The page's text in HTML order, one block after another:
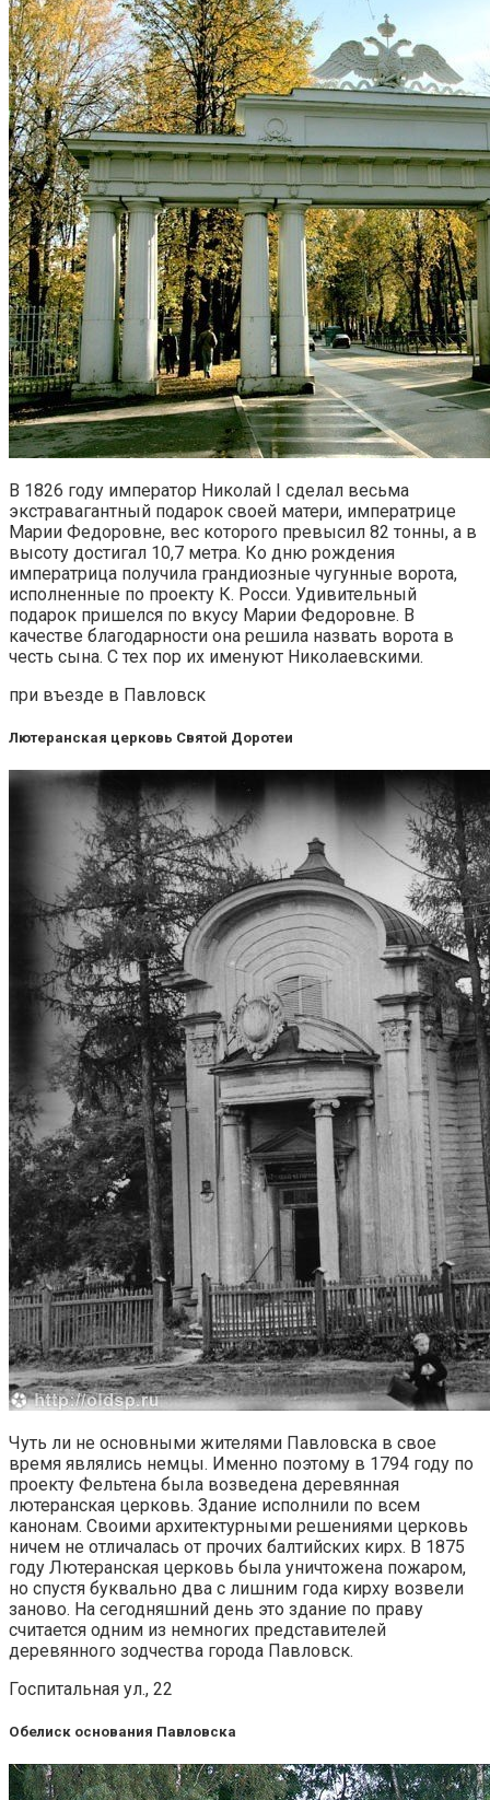
В 1826 году император Николай I сделал весьма
экстравагантный подарок своей матери, императрице
Марии Федоровне, вес которого превысил 82 тонны, а в
высоту достигал 10,7 метра. Ко дню рождения
императрица получила грандиозные чугунные ворота,
исполненные по проекту К. Росси. Удивительный
подарок пришелся по вкусу Марии Федоровне. В
качестве благодарности она решила назвать ворота в
честь сына. С тех пор их именуют Николаевскими.
при въезде в Павловск
Лютеранская церковь Святой Доротеи
Чуть ли не основными жителями Павловска в свое
время являлись немцы. Именно поэтому в 1794 году по
проекту Фельтена была возведена деревянная
лютеранская церковь. Здание исполнили по всем
канонам. Своими архитектурными решениями церковь
ничем не отличалась от прочих балтийских кирх. В 1875
году Лютеранская церковь была уничтожена пожаром,
но спустя буквально два с лишним года кирху возвели
заново. На сегодняшний день это здание по праву
считается одним из немногих представителей
деревянного зодчества города Павловск.
Госпитальная ул., 22
Обелиск основания Павловска